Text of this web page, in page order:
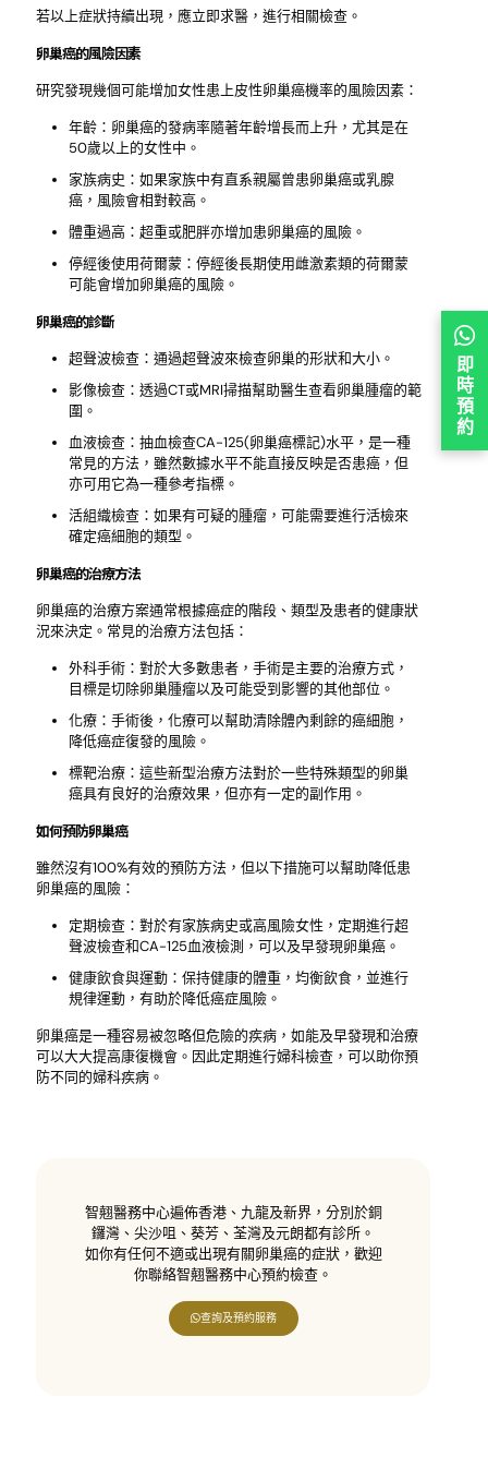
若以上症狀持續出現，應立即求醫，進行相關檢查。
卵巢癌的風險因素
研究發現幾個可能增加女性患上皮性卵巢癌機率的風險因素：
年齡：卵巢癌的發病率隨著年齡增長而上升，尤其是在
50歲以上的女性中。
家族病史：如果家族中有直系親屬曾患卵巢癌或乳腺
癌，風險會相對較高。
體重過高：超重或肥胖亦增加患卵巢癌的風險。
停經後使用荷爾蒙：停經後長期使用雌激素類的荷爾蒙
可能會增加卵巢癌的風險。
卵巢癌的診斷
超聲波檢查：通過超聲波來檢查卵巢的形狀和大小。
影像檢查：透過CT或MRI掃描幫助醫生查看卵巢腫瘤的範
圍。
血液檢查：抽血檢查CA-125(卵巢癌標記)水平，是一種
常見的方法，雖然數據水平不能直接反映是否患癌，但
亦可用它為一種參考指標。
活組織檢查：如果有可疑的腫瘤，可能需要進行活檢來
確定癌細胞的類型。
卵巢癌的治療方法
卵巢癌的治療方案通常根據癌症的階段、類型及患者的健康狀
況來決定。常見的治療方法包括：
外科手術：對於大多數患者，手術是主要的治療方式，
目標是切除卵巢腫瘤以及可能受到影響的其他部位。
化療：手術後，化療可以幫助清除體內剩餘的癌細胞，
降低癌症復發的風險。
標靶治療：這些新型治療方法對於一些特殊類型的卵巢
癌具有良好的治療效果，但亦有一定的副作用。
如何預防卵巢癌
雖然沒有100%有效的預防方法，但以下措施可以幫助降低患
卵巢癌的風險：
定期檢查：對於有家族病史或高風險女性，定期進行超
聲波檢查和CA-125血液檢測，可以及早發現卵巢癌。
健康飲食與運動：保持健康的體重，均衡飲食，並進行
規律運動，有助於降低癌症風險。
卵巢癌是一種容易被忽略但危險的疾病，如能及早發現和治療
可以大大提高康復機會。因此定期進行婦科檢查，可以助你預
防不同的婦科疾病。
智翹醫務中心遍佈香港、九龍及新界，分別於銅
鑼灣、尖沙咀、葵芳、荃灣及元朗都有診所。
如你有任何不適或出現有關卵巢癌的症狀，歡迎
你聯絡智翹醫務中心預約檢查。
查詢及預約服務
即
時
預
約